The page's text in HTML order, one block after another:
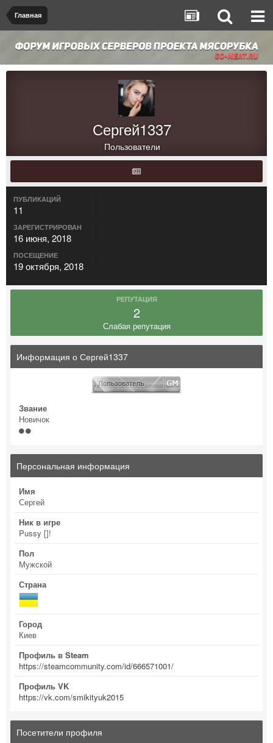
Главная
Сергей1337
Пользователи
ПУБЛИКАЦИЙ
11
ЗАРЕГИСТРИРОВАН
16 июня, 2018
ПОСЕЩЕНИЕ
19 октября, 2018
РЕПУТАЦИЯ
2
Слабая репутация
Информация о Сергей1337
Звание
Новичок
Персональная информация
Имя
Сергей
Ник в игре
Pussy []!
Пол
Мужской
Страна
Город
Киев
Профиль в Steam
https://steamcommunity.com/id/666571001/
Профиль VK
https://vk.com/smikityuk2015
Посетители профиля